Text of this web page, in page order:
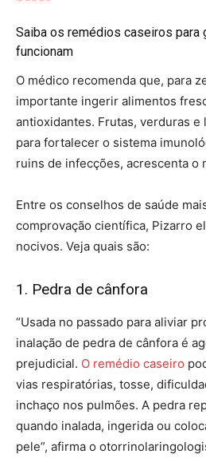
Saiba os remédios caseiros para
funcionam
O médico recomenda que, para
importante ingerir alimentos
antioxidantes. Frutas, verduras e
para fortalecer o sistema
ruins de infecções, acrescenta o
Entre os conselhos de saúde
comprovação científica, Pizarro
nocivos. Veja quais são:
1. Pedra de cânfora
“Usada no passado para aliviar
inalação de pedra de cânfora é
prejudicial. O remédio caseiro
vias respiratórias, tosse,
inchaço nos pulmões. A pedra
quando inalada, ingerida ou
pele”, afirma o